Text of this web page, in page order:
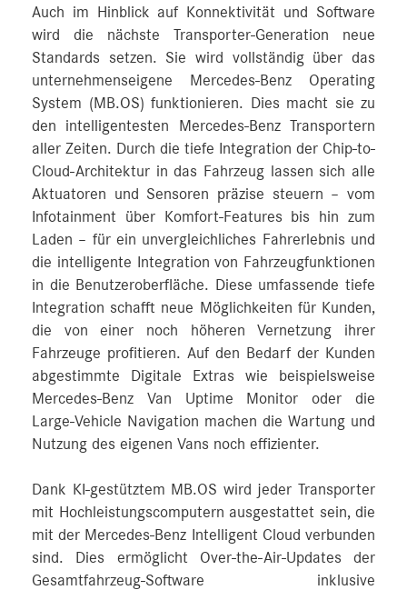
Auch im Hinblick auf Konnektivität und Software
wird die nächste Transporter-Generation neue
Standards setzen. Sie wird vollständig über das
unternehmenseigene Mercedes‑Benz Operating
System (MB.OS) funktionieren. Dies macht sie zu
den intelligentesten Mercedes‑Benz Transportern
aller Zeiten. Durch die tiefe Integration der Chip-to-
Cloud-Architektur in das Fahrzeug lassen sich alle
Aktuatoren und Sensoren präzise steuern – vom
Infotainment über Komfort-Features bis hin zum
Laden – für ein unvergleichliches Fahrerlebnis und
die intelligente Integration von Fahrzeugfunktionen
in die Benutzeroberfläche. Diese umfassende tiefe
Integration schafft neue Möglichkeiten für Kunden,
die von einer noch höheren Vernetzung ihrer
Fahrzeuge profitieren. Auf den Bedarf der Kunden
abgestimmte Digitale Extras wie beispielsweise
Mercedes‑Benz Van Uptime Monitor oder die
Large-Vehicle Navigation machen die Wartung und
Nutzung des eigenen Vans noch effizienter.
Dank KI-gestütztem MB.OS wird jeder Transporter
mit Hochleistungscomputern ausgestattet sein, die
mit der Mercedes‑Benz Intelligent Cloud verbunden
sind. Dies ermöglicht Over-the-Air-Updates der
Gesamtfahrzeug-Software inklusive